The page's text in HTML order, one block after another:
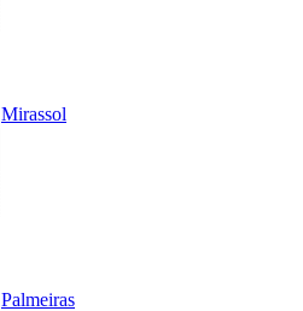
Mirassol
Palmeiras